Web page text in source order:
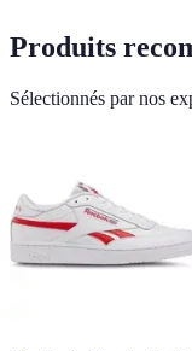
Produits
Sélectionnés par nos